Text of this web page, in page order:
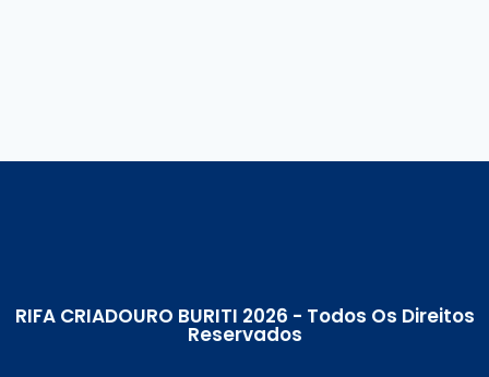
RIFA CRIADOURO BURITI 2026 - Todos Os Direitos
Reservados